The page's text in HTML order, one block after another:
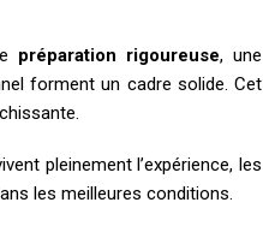
préparation rigoureuse, une
forment un cadre solide. Cet
pleinement l’expérience, les
les meilleures conditions.